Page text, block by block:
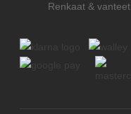
Renkaat & vanteet